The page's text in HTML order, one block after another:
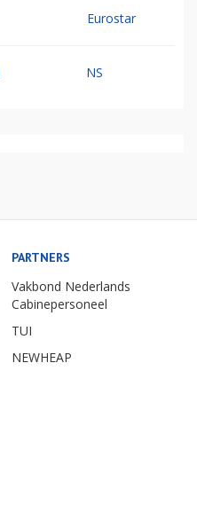
Eurostar
NS
PARTNERS
Vakbond Nederlands
Cabinepersoneel
TUI
NEWHEAP